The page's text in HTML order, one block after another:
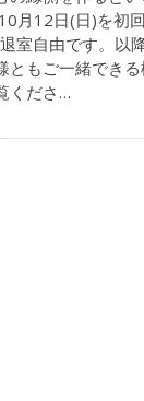
月12日(日)を初
室自由です。以
もご一緒でき
くださ…